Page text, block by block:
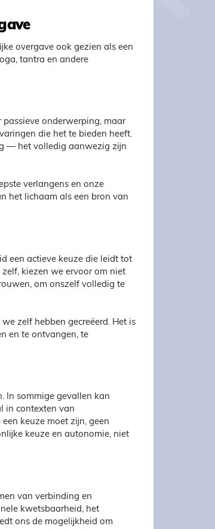
overgave ook gezien als een
tantra en andere
onderwerping, maar
die het te bieden heeft.
— het volledig aanwezig zijn
verlangens en onze
het lichaam als een bron van
een actieve keuze die leidt tot
kiezen we ervoor om niet
om onszelf volledig te
zelf hebben gecreëerd. Het is
en te ontvangen, te
In sommige gevallen kan
in contexten van
keuze moet zijn, geen
keuze en autonomie, niet
van verbinding en
kwetsbaarheid, het
ons de mogelijkheid om